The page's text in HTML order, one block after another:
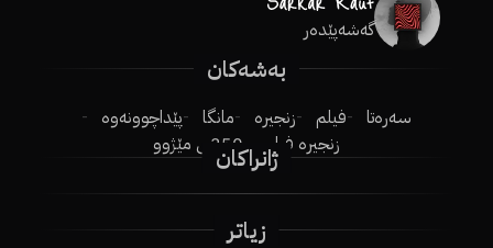
گەشەپێدەر
بەشەکان
سەرەتا فیلم زنجیرە مانگا
پێداچوونەوە
زنجیرە فیلم
250ـی مێژوو
ژانراکان
زیاتر